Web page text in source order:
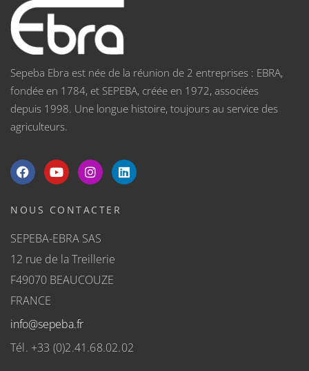
Sepeba Ebra est née de la réunion de 2 entreprises : EBRA,
fondée en 1784, et SEPEBA, créée en 1972, associées
depuis 1998. Une longue histoire, toujours au service des
agriculteurs.
NOUS CONTACTER
SEPEBA-EBRA SAS
12 rue de la Treillerie
F49070 BEAUCOUZE
FRANCE
info@sepeba.fr
Tél. +33 (0)2.41.68.02.02